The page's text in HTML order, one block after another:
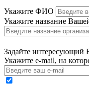
Укажите ФИО
Укажите название
Задайте интересующий
Укажите e-mail, на